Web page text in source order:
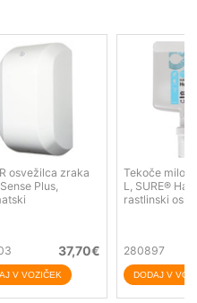
osvežilca zraka
Plus,
37,70€
Tekoče milo v
L, SURE®
rastlinski
280897